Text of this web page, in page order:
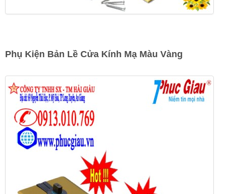
Phụ Kiện Bản Lề Cửa Kính Mạ Màu Vàng